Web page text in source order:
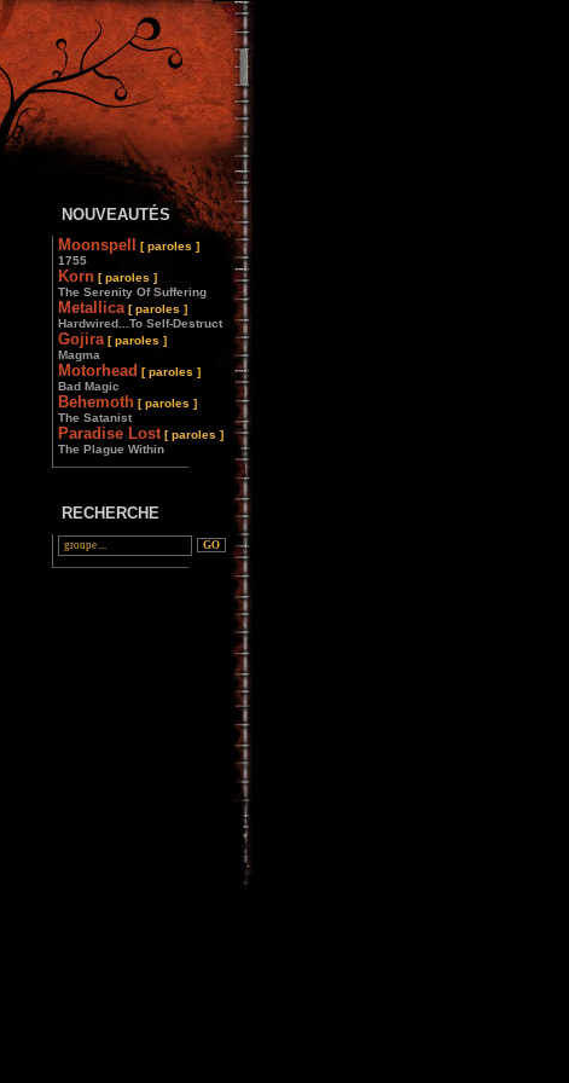
NOUVEAUTÉS
Moonspell
[ paroles ]
1755
Korn [ paroles ]
The Serenity Of Suffering
Metallica [ paroles ]
Hardwired...To Self-Destruct
Gojira [ paroles ]
Magma
Motorhead [ paroles ]
Bad Magic
Behemoth [ paroles ]
The Satanist
Paradise Lost [ paroles ]
The Plague Within
________________
RECHERCHE
________________